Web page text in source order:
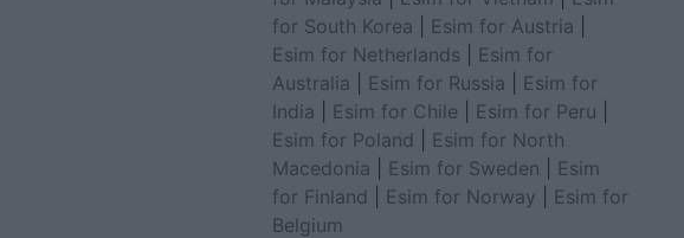
for South Korea
Esim for Austria
Esim for Netherlands
Esim for
Australia
Esim for Russia
Esim for
India
Esim for Chile Esim for Peru
Esim for Poland
Esim for North
Macedonia
Esim for Sweden
Esim
for Finland
Esim for Norway
Esim for
Belgium